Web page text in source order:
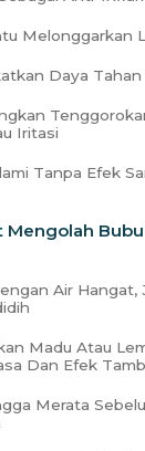
Melonggarkan
Daya Tahan
Iritasi
Tanpa Efek
Mengolah
Air Hangat,
Madu Atau
Dan Efek
Merata